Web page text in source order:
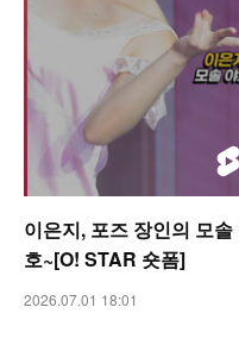
이은지, 포즈 장인의 모솔
호~[O! STAR 숏폼]
2026.07.01 18:01